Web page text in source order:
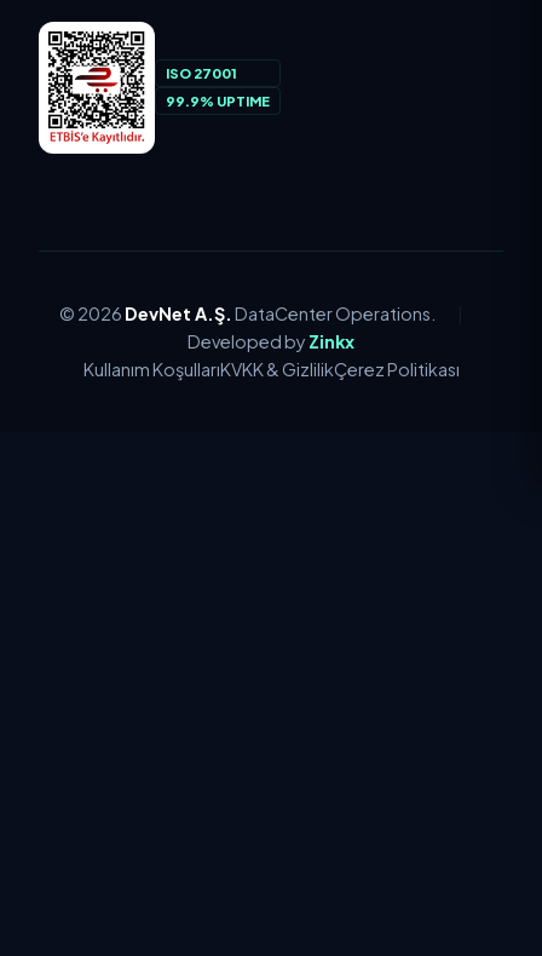
ISO 27001
99.9% UPTIME
© 2026 DevNet A.Ş. DataCenter Operations.
Developed by Zinkx
Kullanım KoşullarıKVKK & GizlilikÇerez Politikası